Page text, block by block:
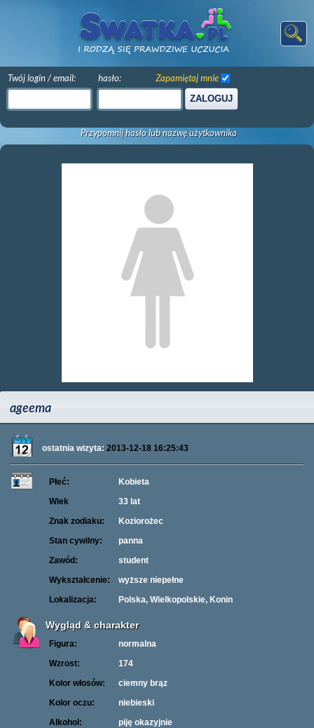
Twój login / email: hasło:
ZALOGUJ
Zapamiętaj mnie
Przypomnij hasło lub nazwę użytkownika
ageema
ostatnia wizyta: 2013-12-18 16:25:43
Płeć:
Kobieta
Wiek
33 lat
Znak zodiaku:
Koziorożec
Stan cywilny:
panna
Zawód:
student
Wykształcenie:
wyższe niepełne
Lokalizacja:
Polska, Wielkopolskie, Konin
Wygląd & charakter
Figura:
normalna
Wzrost:
174
Kolor włosów:
ciemny brąz
Kolor oczu:
niebieski
Alkohol:
piję okazyjnie